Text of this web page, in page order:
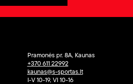
Pramonės pr. 8A, Kaunas
+370 611 22992
kaunas@s-sportas.lt
I-V 10-19, VI 10-16